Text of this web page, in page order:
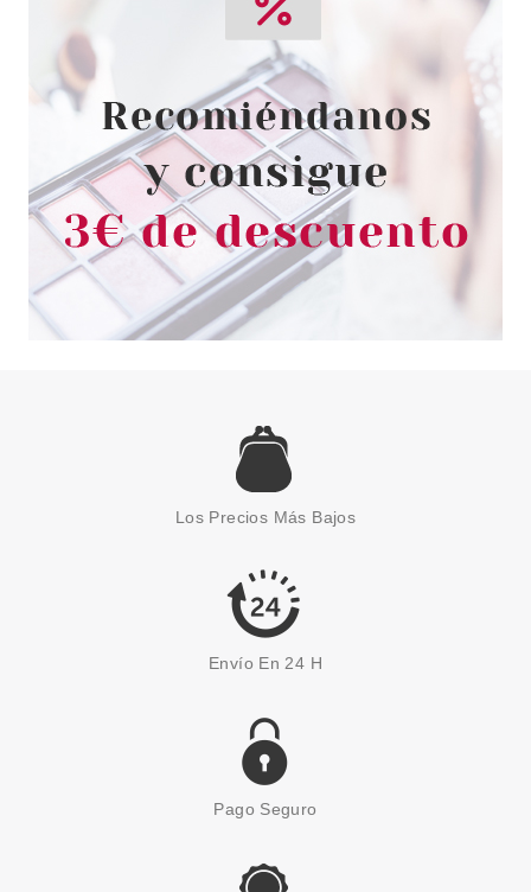
ARDELL NAIL ADDICT UÑAS
POSTIZAS NATURAL SQUARED
desde
6.94€
ESSENCE
ESSENCE SWEET GIRL NAIL
STICKERS
1.35€
Los Precios Más Bajos
Envío En 24 H
Pago Seguro